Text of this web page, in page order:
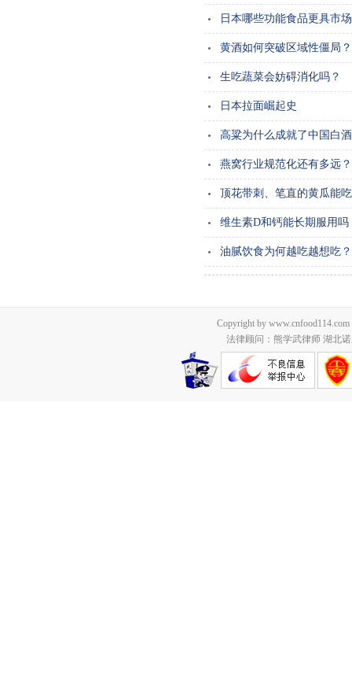
日本哪些功能食品更具市
黄酒如何突破区域性僵局？
生吃蔬菜会妨碍消化吗？
日本拉面崛起史
高粱为什么成就了中国白
燕窝行业规范化还有多远？
顶花带刺、笔直的黄瓜能
维生素D和钙能长期服用
油腻饮食为何越吃越想吃？
Copyright by
法律顾问：熊学武律师 湖北